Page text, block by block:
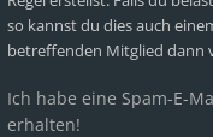
so kannst du dies auch
betreffenden Mitglied dann
Ich habe eine Spam-E-
erhalten!